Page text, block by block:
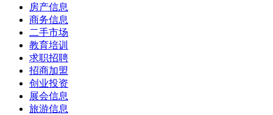
房产信息
商务信息
二手市场
教育培训
求职招聘
招商加盟
创业投资
展会信息
旅游信息